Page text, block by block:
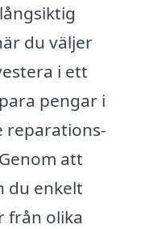
du väljer
i ett
pengar i
reparations-
att
du enkelt
från olika